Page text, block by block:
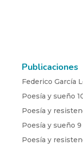
Publicaciones
Federico García
Poesía y sueño
Poesía y
Poesía y sueño 9
Poesía y